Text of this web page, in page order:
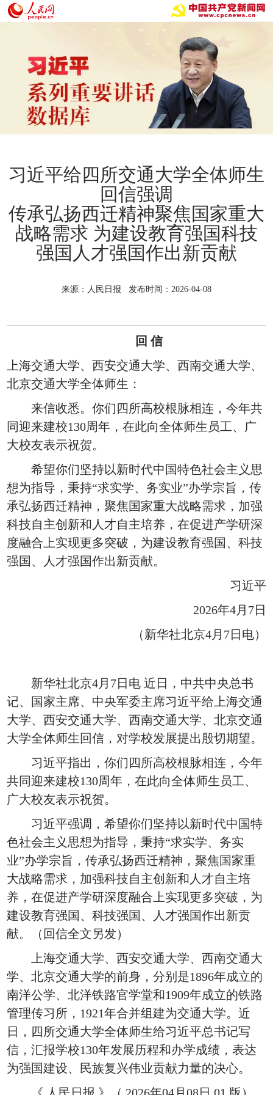
习近平给四所交通大学全体师生
回信强调
传承弘扬西迁精神聚焦国家重大
战略需求 为建设教育强国科技
强国人才强国作出新贡献
来源：人民日报 发布时间：2026-04-08
回 信
上海交通大学、西安交通大学、西南交通大学、
北京交通大学全体师生：
来信收悉。你们四所高校根脉相连，今年共
同迎来建校130周年，在此向全体师生员工、广
大校友表示祝贺。
希望你们坚持以新时代中国特色社会主义思
想为指导，秉持“求实学、务实业”办学宗旨，传
承弘扬西迁精神，聚焦国家重大战略需求，加强
科技自主创新和人才自主培养，在促进产学研深
度融合上实现更多突破，为建设教育强国、科技
强国、人才强国作出新贡献。
习近平
2026年4月7日
（新华社北京4月7日电）
新华社北京4月7日电 近日，中共中央总书
记、国家主席、中央军委主席习近平给上海交通
大学、西安交通大学、西南交通大学、北京交通
大学全体师生回信，对学校发展提出殷切期望。
习近平指出，你们四所高校根脉相连，今年
共同迎来建校130周年，在此向全体师生员工、
广大校友表示祝贺。
习近平强调，希望你们坚持以新时代中国特
色社会主义思想为指导，秉持“求实学、务实
业”办学宗旨，传承弘扬西迁精神，聚焦国家重
大战略需求，加强科技自主创新和人才自主培
养，在促进产学研深度融合上实现更多突破，为
建设教育强国、科技强国、人才强国作出新贡
献。（回信全文另发）
上海交通大学、西安交通大学、西南交通大
学、北京交通大学的前身，分别是1896年成立的
南洋公学、北洋铁路官学堂和1909年成立的铁路
管理传习所，1921年合并组建为交通大学。近
日，四所交通大学全体师生给习近平总书记写
信，汇报学校130年发展历程和办学成绩，表达
为强国建设、民族复兴伟业贡献力量的决心。